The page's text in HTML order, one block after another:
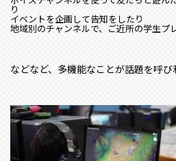
り
イベントを企画して告知をしたり
地域別のチャンネルで、ご近所の学生プ
などなど、多機能なことが話題を呼び